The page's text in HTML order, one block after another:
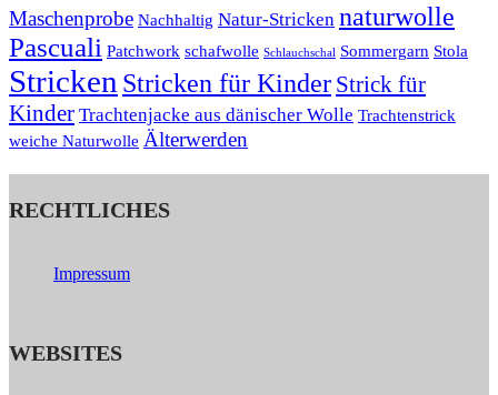
Maschenprobe Nachhaltig Natur-Stricken naturwolle
Pascuali Patchwork schafwolle Schlauchschal Sommergarn Stola
Stricken Stricken für Kinder Strick für
Kinder Trachtenjacke aus dänischer Wolle Trachtenstrick
weiche Naturwolle Älterwerden
RECHTLICHES
Impressum
WEBSITES